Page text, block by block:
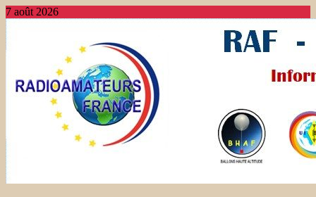
7 août 2026